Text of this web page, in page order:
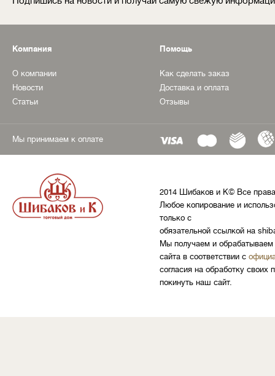
Компания
О компании
Новости
Статьи
Помощь
Как сделать заказ
Доставка и оплата
Отзывы
Мы принимаем к оплате
2014 Шибаков и К© Все
Любое копирование и
только с
обязательной ссылкой на
Мы получаем и обрабатываем
сайта в соответствии с
согласия на обработку
покинуть наш сайт.